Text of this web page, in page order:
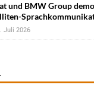
und BMW Group
Juli 2026